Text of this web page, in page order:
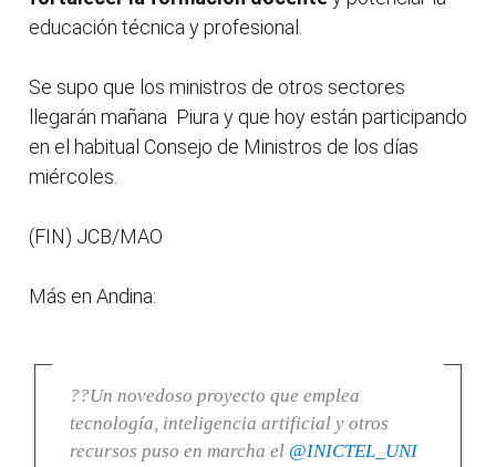
educación técnica y profesional.
Se supo que los ministros de otros sectores
llegarán mañana Piura y que hoy están participando
en el habitual Consejo de Ministros de los días
miércoles.
(FIN) JCB/MAO
Más en Andina:
??Un novedoso proyecto que emplea
tecnología, inteligencia artificial y otros
recursos puso en marcha el @INICTEL_UNI